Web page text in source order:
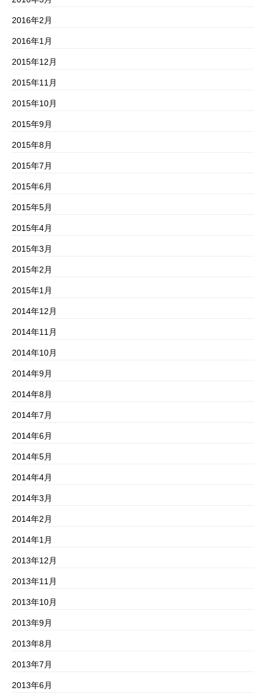
2016年2月
2016年1月
2015年12月
2015年11月
2015年10月
2015年9月
2015年8月
2015年7月
2015年6月
2015年5月
2015年4月
2015年3月
2015年2月
2015年1月
2014年12月
2014年11月
2014年10月
2014年9月
2014年8月
2014年7月
2014年6月
2014年5月
2014年4月
2014年3月
2014年2月
2014年1月
2013年12月
2013年11月
2013年10月
2013年9月
2013年8月
2013年7月
2013年6月